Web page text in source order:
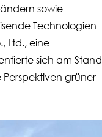
sowie
Technologien
Ltd., eine
sich am Stand
grüner